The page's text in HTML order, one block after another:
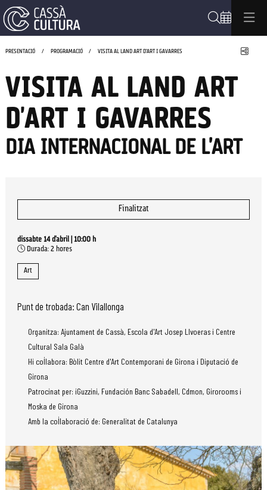
PRESENTACIÓ PROGRAMACIÓ VISITA AL LAND ART D'ART I GAVARRES
VISITA AL LAND ART
D'ART I GAVARRES
DIA INTERNACIONAL DE L'ART
Finalitzat
dissabte 14 d’abril
10:00 h
Durada: 2 hores
Art
Punt de trobada: Can Vilallonga
Organitza: Ajuntament de Cassà, Escola d'Art Josep Llvoeras i Centre
Cultural Sala Galà
Hi col·labora: Bòlit Centre d'Art Contemporani de Girona i Diputació de
Girona
Patrocinat per: iGuzzini, Fundación Banc Sabadell, Cdmon, Girorooms i
Moska de Girona
Amb la col·laboració de: Generalitat de Catalunya